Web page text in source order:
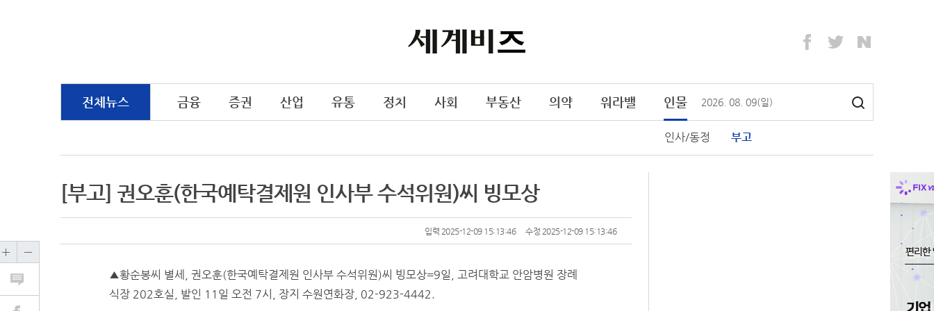
전체뉴스 금융 증권 산업 유통 정치 사회 부동산 의약 워라밸 인물
인사/동정 부고
2026 08 09(일)
[부고] 권오훈(한국예탁결제원 인사부 수석위원)씨 빙모상
입력 2025-12-09 15:13:46 수정 2025-12-09 15:13:46
▲황순봉씨 별세, 권오훈(한국예탁결제원 인사부 수석위원)씨 빙모상=9일, 고려대학교 안암병원 장례
식장 202호실, 발인 11일 오전 7시, 장지 수원연화장, 02-923-4442.